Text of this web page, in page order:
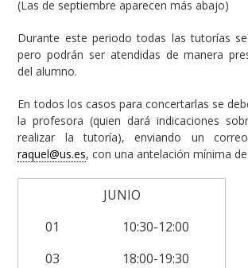
(Las de septiembre aparecen más abajo)
Durante este periodo todas las tutorías
pero podrán ser atendidas de manera
del alumno.
En todos los casos para concertarlas se
la profesora (quien dará indicaciones
realizar la tutoría), enviando un
raquel@us.es, con una antelación mínima
JUNIO
01
10:30-12:00
03
18:00-19:30